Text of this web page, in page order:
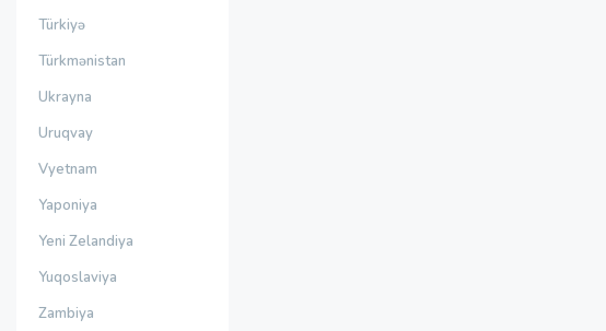
Türkiyə
Türkmənistan
Ukrayna
Uruqvay
Vyetnam
Yaponiya
Yeni Zelandiya
Yuqoslaviya
Zambiya